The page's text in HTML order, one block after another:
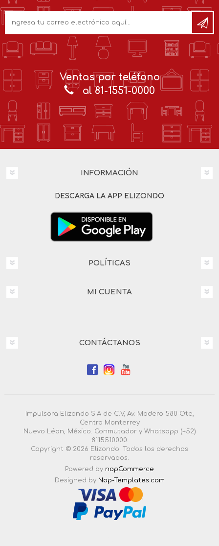
Ventas por teléfono
al 81-1551-0000
INFORMACIÓN
DESCARGA LA APP ELIZONDO
POLÍTICAS
MI CUENTA
CONTÁCTANOS
Impulsora Elizondo S.A de C.V, Av. Madero 580 Ote,
Centro Monterrey
Nuevo Léon, México. Conmutador y Whatsapp (+52)
8115510000.
Copyright © 2026 Elizondo. Todos los derechos
reservados.
Powered by nopCommerce
Designed by Nop-Templates.com